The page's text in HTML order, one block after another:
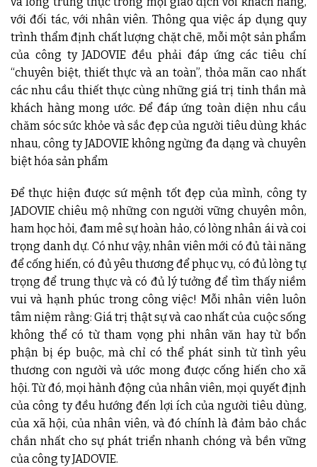
với đối tác, với nhân viên. Thông qua việc áp dụng quy
trình thẩm định chất lượng chặt chẽ, mỗi một sản phẩm
của công ty JADOVIE đều phải đáp ứng các tiêu chí
“chuyên biệt, thiết thực và an toàn”, thỏa mãn cao nhất
các nhu cầu thiết thực cùng những giá trị tinh thần mà
khách hàng mong ước. Để đáp ứng toàn diện nhu cầu
chăm sóc sức khỏe và sắc đẹp của người tiêu dùng khác
nhau, công ty JADOVIE không ngừng đa dạng và chuyên
biệt hóa sản phẩm
Để thực hiện được sứ mệnh tốt đẹp của mình, công ty
JADOVIE chiêu mộ những con người vững chuyên môn,
ham học hỏi, đam mê sự hoàn hảo, có lòng nhân ái và coi
trọng danh dự. Có như vậy, nhân viên mới có đủ tài năng
để cống hiến, có đủ yêu thương để phục vụ, có đủ lòng tự
trọng để trung thực và có đủ lý tưởng để tìm thấy niềm
vui và hạnh phúc trong công việc! Mỗi nhân viên luôn
tâm niệm rằng: Giá trị thật sự và cao nhất của cuộc sống
không thể có từ tham vọng phi nhân văn hay từ bổn
phận bị ép buộc, mà chỉ có thể phát sinh từ tình yêu
thương con người và ước mong được cống hiến cho xã
hội. Từ đó, mọi hành động của nhân viên, mọi quyết định
của công ty đều hướng đến lợi ích của người tiêu dùng,
của xã hội, của nhân viên, và đó chính là đảm bảo chắc
chắn nhất cho sự phát triển nhanh chóng và bền vững
của công ty JADOVIE.